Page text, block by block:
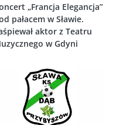
„Francja Elegancja”
pałacem w Sławie.
aktor z Teatru
w Gdyni